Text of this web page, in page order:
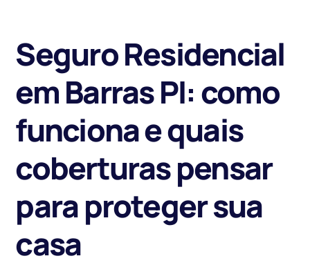
Seguro Residencial
em Barras PI: como
funciona e quais
coberturas pensar
para proteger sua
casa